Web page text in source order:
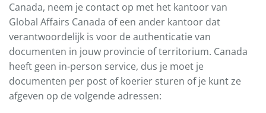
Canada, neem je contact op met het kantoor van
Global Affairs Canada of een ander kantoor dat
verantwoordelijk is voor de authenticatie van
documenten in jouw provincie of territorium. Canada
heeft geen in-person service, dus je moet je
documenten per post of koerier sturen of je kunt ze
afgeven op de volgende adressen: